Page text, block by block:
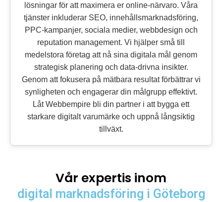
lösningar för att maximera er online-närvaro. Våra
tjänster inkluderar SEO, innehållsmarknadsföring,
PPC-kampanjer, sociala medier, webbdesign och
reputation management. Vi hjälper små till
medelstora företag att nå sina digitala mål genom
strategisk planering och data-drivna insikter.
Genom att fokusera på mätbara resultat förbättrar vi
synligheten och engagerar din målgrupp effektivt.
Låt Webbempire bli din partner i att bygga ett
starkare digitalt varumärke och uppnå långsiktig
tillväxt.
Vår expertis inom
digital marknadsföring i Göteborg